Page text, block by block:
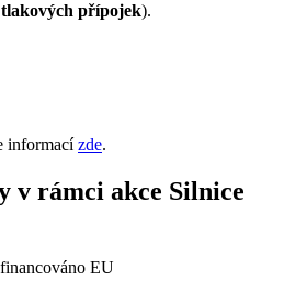
přípojek).
informacízde.
v rámci akce Silnice